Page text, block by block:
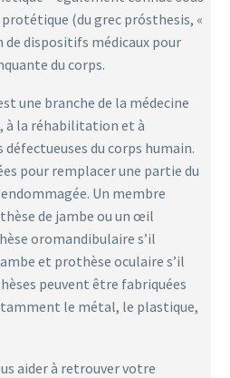
(du grec prósthesis, «
de dispositifs médicaux pour
du corps.
une branche de la médecine
à la réhabilitation et à
du corps humain.
pour remplacer une partie du
Un membre
de jambe ou un œil
oromandibulaire s’il
et prothèse oculaire s’il
peuvent être fabriquées
le métal, le plastique,
aider à retrouver votre